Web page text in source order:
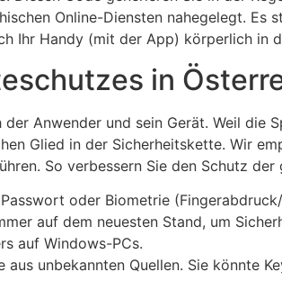
Online-Diensten nahegelegt. Es
Ihr Handy (mit der App) körperlich in
in
Anwender und sein Gerät. Weil die
Glied in der Sicherheitskette. Wir
So verbessern Sie den Schutz
oder Biometrie
auf dem neuesten Stand, um
auf Windows-PCs.
unbekannten Quellen. Sie könnte